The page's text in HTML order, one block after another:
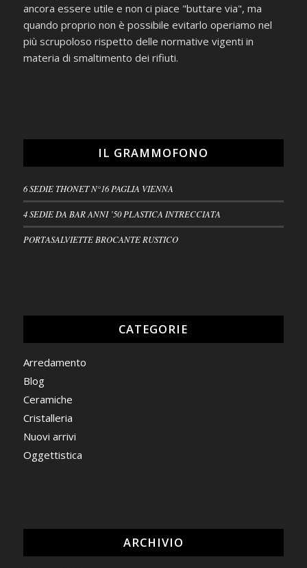
ancora essere utile e non ci piace "buttare via", ma
quando proprio non è possibile evitarlo operiamo nel
più scrupoloso rispetto delle normative vigenti in
materia di smaltimento dei rifiuti.
IL GRAMMOFONO
6 SEDIE THONET N°16 PAGLIA VIENNA
4 SEDIE DA BAR ANNI ’50 PLASTICA INTRECCIATA
PORTASALVIETTE BROCANTE RUSTICO
CATEGORIE
Arredamento
Blog
Ceramiche
Cristalleria
Nuovi arrivi
Oggettistica
ARCHIVIO